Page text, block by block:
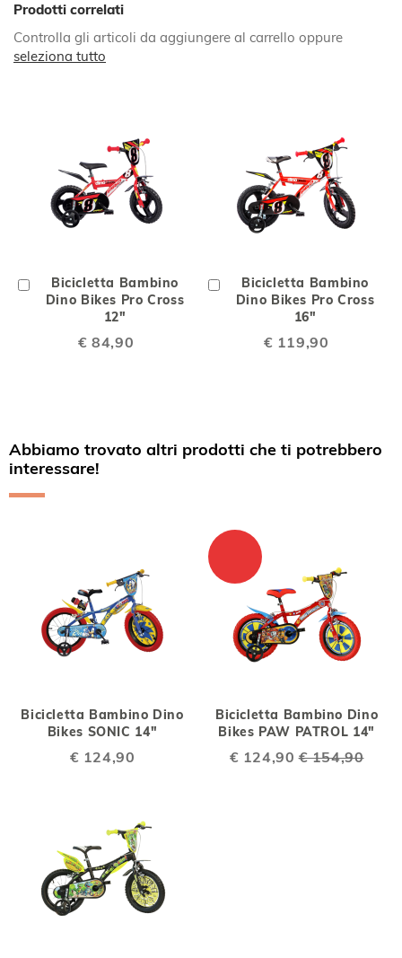
Prodotti correlati
Controlla gli articoli da aggiungere al carrello oppure
seleziona tutto
Bicicletta Bambino
Dino Bikes Pro Cross
12"
€ 84,90
Aggiungi
Bicicletta Bambino
Dino Bikes Pro Cross
16"
€ 119,90
Aggiungi
Abbiamo trovato altri prodotti che ti potrebbero
interessare!
Bicicletta Bambino Dino
Bikes SONIC 14"
€ 124,90
Bicicletta Bambino Dino
Bikes PAW PATROL 14"
Special
€ 124,90 € 154,90